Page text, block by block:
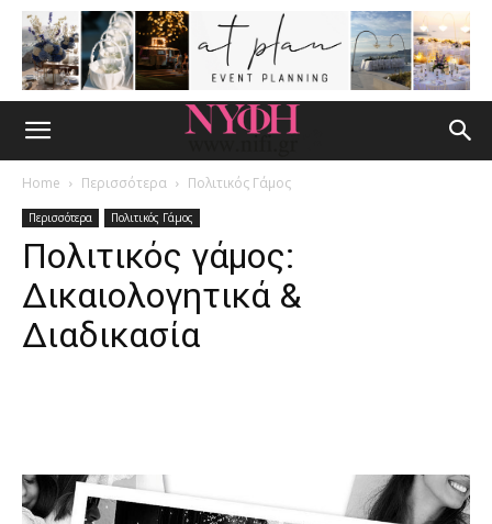
Home Περισσότερα Πολιτικός Γάμος
Περισσότερα Πολιτικός Γάμος
Πολιτικός γάμος:
Δικαιολογητικά &
Διαδικασία